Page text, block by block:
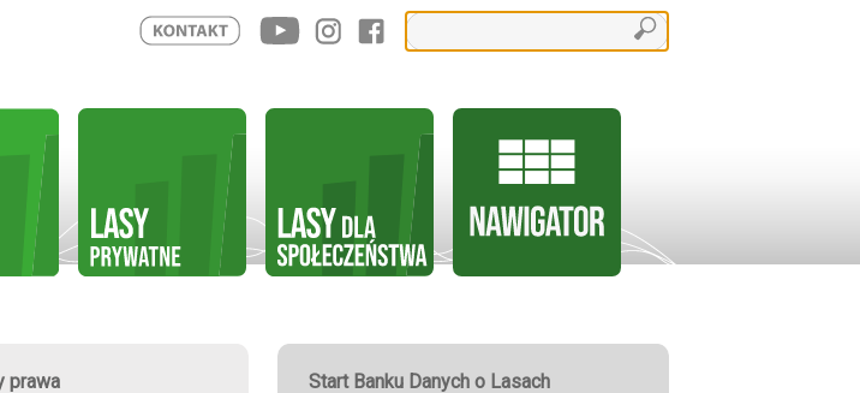
prawa Start Banku Danych o Lasach